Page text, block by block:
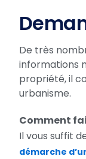
De très
informations
propriété, il
urbanisme.
Comment
Il vous suffit
démarche